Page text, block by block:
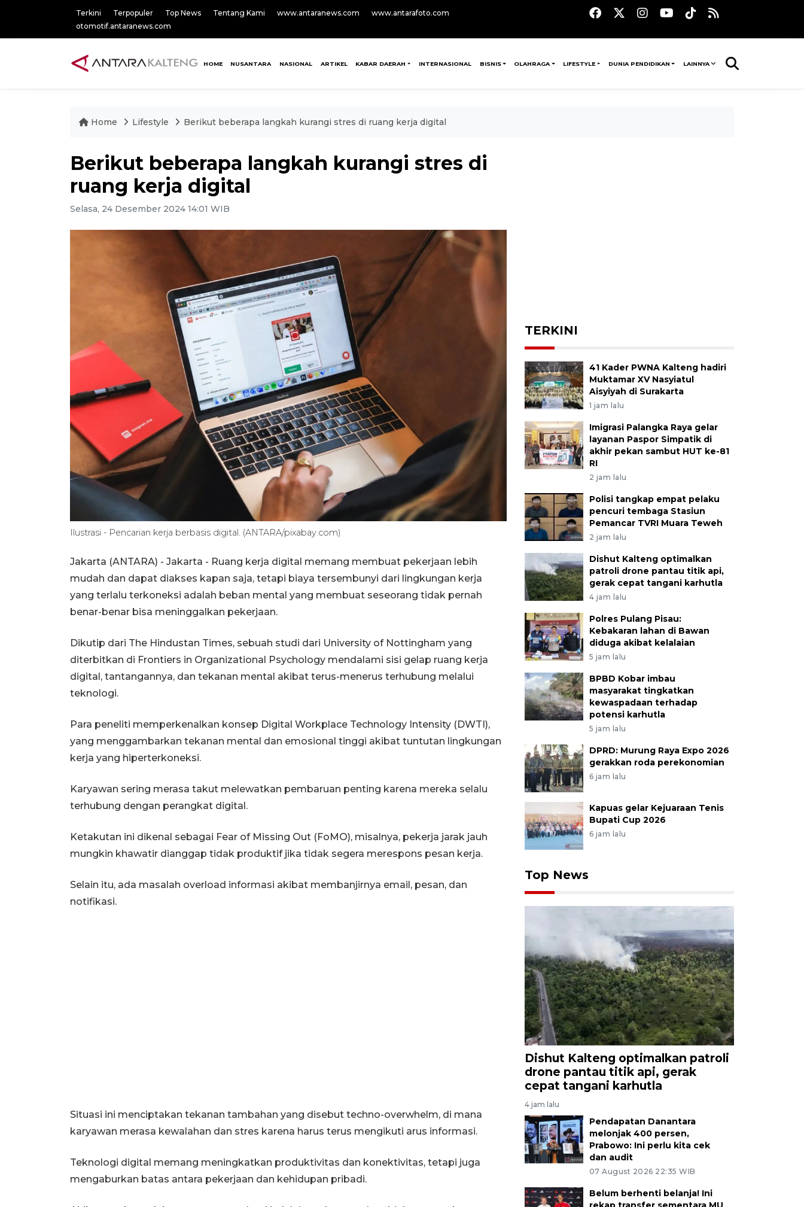
Terkini Terpopuler Top News Tentang Kami www.antaranews.com
www.antarafoto.com
otomotif.antaranews.com
HOME NUSANTARA NASIONAL ARTIKEL KABAR DAERAH INTERNASIONAL BISNIS OLAHRAGA LIFESTYLE DUNIA PENDIDIKAN LAINNYA
Home Lifestyle Berikut beberapa langkah kurangi stres di ruang kerja digital
Berikut beberapa langkah kurangi stres di
ruang kerja digital
Selasa, 24 Desember 2024 14:01 WIB
Ilustrasi - Pencarian kerja berbasis digital. (ANTARA/pixabay.com)
Jakarta (ANTARA) - Jakarta - Ruang kerja digital memang membuat pekerjaan lebih
mudah dan dapat diakses kapan saja, tetapi biaya tersembunyi dari lingkungan kerja
yang terlalu terkoneksi adalah beban mental yang membuat seseorang tidak pernah
benar-benar bisa meninggalkan pekerjaan.
Dikutip dari The Hindustan Times, sebuah studi dari University of Nottingham yang
diterbitkan di Frontiers in Organizational Psychology mendalami sisi gelap ruang kerja
digital, tantangannya, dan tekanan mental akibat terus-menerus terhubung melalui
teknologi.
Para peneliti memperkenalkan konsep Digital Workplace Technology Intensity (DWTI),
yang menggambarkan tekanan mental dan emosional tinggi akibat tuntutan lingkungan
kerja yang hiperterkoneksi.
Karyawan sering merasa takut melewatkan pembaruan penting karena mereka selalu
terhubung dengan perangkat digital.
Ketakutan ini dikenal sebagai Fear of Missing Out (FoMO), misalnya, pekerja jarak jauh
mungkin khawatir dianggap tidak produktif jika tidak segera merespons pesan kerja.
Selain itu, ada masalah overload informasi akibat membanjirnya email, pesan, dan
notifikasi.
Situasi ini menciptakan tekanan tambahan yang disebut techno-overwhelm, di mana
karyawan merasa kewalahan dan stres karena harus terus mengikuti arus informasi.
Teknologi digital memang meningkatkan produktivitas dan konektivitas, tetapi juga
mengaburkan batas antara pekerjaan dan kehidupan pribadi.
TERKINI
41 Kader PWNA Kalteng hadiri
Muktamar XV Nasyiatul
Aisyiyah di Surakarta
1 jam lalu
Imigrasi Palangka Raya gelar
layanan Paspor Simpatik di
akhir pekan sambut HUT ke-81
RI
2 jam lalu
Polisi tangkap empat pelaku
pencuri tembaga Stasiun
Pemancar TVRI Muara Teweh
2 jam lalu
Dishut Kalteng optimalkan
patroli drone pantau titik api,
gerak cepat tangani karhutla
4 jam lalu
Polres Pulang Pisau:
Kebakaran lahan di Bawan
diduga akibat kelalaian
5 jam lalu
BPBD Kobar imbau
masyarakat tingkatkan
kewaspadaan terhadap
potensi karhutla
5 jam lalu
DPRD: Murung Raya Expo 2026
gerakkan roda perekonomian
6 jam lalu
Kapuas gelar Kejuaraan Tenis
Bupati Cup 2026
6 jam lalu
Top News
Dishut Kalteng optimalkan patroli
drone pantau titik api, gerak
cepat tangani karhutla
4 jam lalu
Pendapatan Danantara
melonjak 400 persen,
Prabowo: Ini perlu kita cek
dan audit
07 August 2026 22:35 WIB
Belum berhenti belanja! Ini